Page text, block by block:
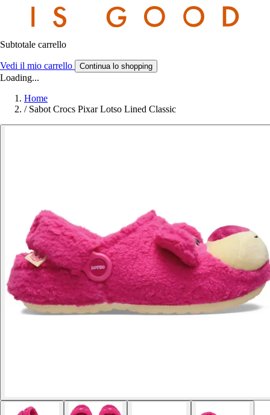
Subtotale carrello
Vedi il mio carrello Continua lo shopping
Loading...
Home
/ Sabot Crocs Pixar Lotso Lined Classic